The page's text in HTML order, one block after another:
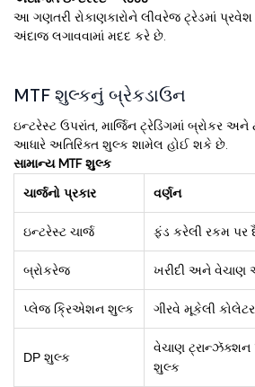
આ ગણતરી રોકાણકારોને લીવરેજ ટ્રેડમાં
અંદાજ લગાવવામાં મદદ કરે છે.
MTF શુલ્કનું બ્રેકડાઉન
ઇન્ટરેસ્ટ ઉપરાંત, માર્જિન ટ્રેડિંગમાં બ્રોકર અને
આધારે અતિરિક્ત શુલ્ક શામેલ હોઈ શકે છે.
સામાન્ય MTF શુલ્ક
ચાર્જનો પ્રકાર વર્ણન
ઇન્ટરેસ્ટ ચાર્જ ફંડ કરેલી રકમ પર
બ્રોકરેજ ખરીદી અને વેચાણ
પ્લેજ ક્રિએશન શુલ્ક ગીરવે મૂકેલી
DP શુલ્ક
વેચાણ ટ્રાન્ઝૅક્શન
શુલ્ક